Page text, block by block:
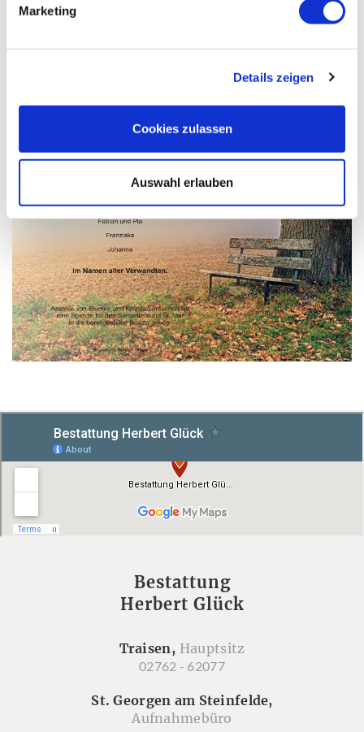
Marketing
Details zeigen
Cookies zulassen
Auswahl erlauben
Bestattung
Herbert Glück
Traisen, Hauptsitz
02762 - 62077
St. Georgen am Steinfelde,
Aufnahmebüro